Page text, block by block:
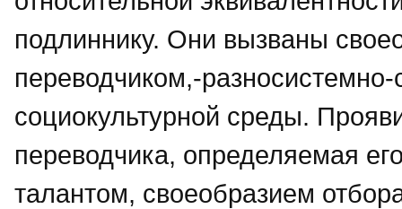
подлиннику. Они вызваны
переводчиком,-
социокультурной среды.
переводчика, определяемая
талантом, своеобразием